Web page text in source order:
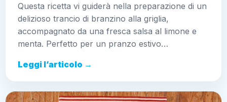
Questa ricetta vi guiderà nella preparazione di un
delizioso trancio di branzino alla griglia,
accompagnato da una fresca salsa al limone e
menta. Perfetto per un pranzo estivo…
Leggi l’articolo →